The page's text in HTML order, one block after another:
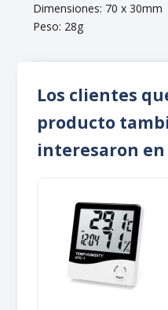
Dimensiones: 70 x 30mm
Peso: 28g
Los clientes
producto
interesaron en